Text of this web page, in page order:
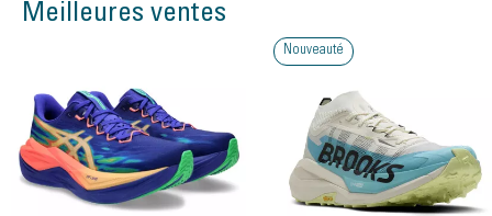
Meilleures ventes
Nouveauté